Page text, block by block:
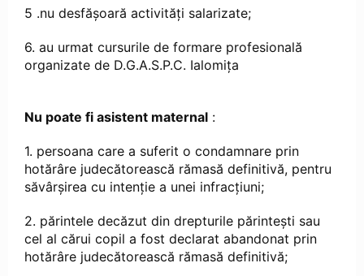
5 .nu desfăşoară activităţi salarizate;
6. au urmat cursurile de formare profesională
organizate de D.G.A.S.P.C. Ialomița
Nu poate fi asistent maternal :
1. persoana care a suferit o condamnare prin
hotărâre judecătorească rămasă definitivă, pentru
săvârşirea cu intenţie a unei infracţiuni;
2. părintele decăzut din drepturile părinteşti sau
cel al cărui copil a fost declarat abandonat prin
hotărâre judecătorească rămasă definitivă;